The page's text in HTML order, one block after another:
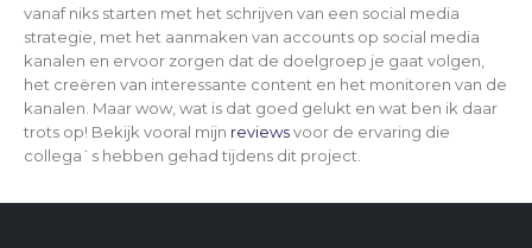
vanaf niks starten met het schrijven van een social media
strategie, met het aanmaken van accounts op social media
kanalen en ervoor zorgen dat de doelgroep je gaat volgen,
het creëren van interessante content en het monitoren van de
kanalen. Maar wow, wat is dat goed gelukt en wat ben ik daar
trots op! Bekijk vooral mijn reviewsvoor de ervaring die
collega`s hebben gehad tijdens dit project.